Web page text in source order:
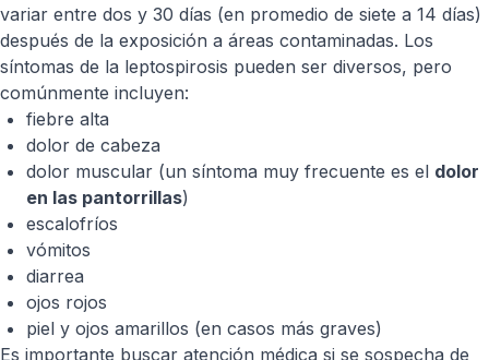
variar entre dos y 30 días (en promedio de siete a 14 días)
después de la exposición a áreas contaminadas. Los
síntomas de la leptospirosis pueden ser diversos, pero
comúnmente incluyen:
fiebre alta
dolor de cabeza
dolor muscular (un síntoma muy frecuente es el dolor
en las pantorrillas)
escalofríos
vómitos
diarrea
ojos rojos
piel y ojos amarillos (en casos más graves)
Es importante buscar atención médica si se sospecha de